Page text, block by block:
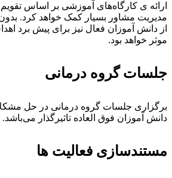
ی کارگاه‌های آموزشی بر اساس تقویم
مشاور بسیار کمک خواهد کرد. بدون
دانش آموزان فعال نیز برای پیش برد
خواهد بود.
گروه درمانی
جلسات گروه درمانی در حل
آموزان فوق العاده تاثیرگذار می‌باشد.
فعالیت ها